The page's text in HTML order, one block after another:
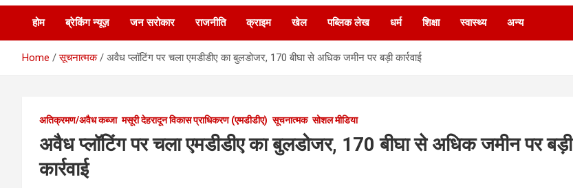
होम ब्रेकिंग न्यूज़ जन सरोकार राजनीति क्राइम खेल पब्लिक लेख धर्म शिक्षा स्वास्थ्य अन्य
Home सूचनात्मक अवैध प्लॉटिंग पर चला एमडीडीए का बुलडोजर, 170 बीघा से अधिक जमीन पर बड़ी कार्रवाई
अतिक्रमण/अवैध कब्जा मसूरी देहरादून विकास प्राधिकरण (एमडीडीए) सूचनात्मक सोशल मीडिया
अवैध प्लॉटिंग पर चला एमडीडीए का बुलडोजर, 170 बीघा से अधिक जमीन पर बड़ी
कार्रवाई